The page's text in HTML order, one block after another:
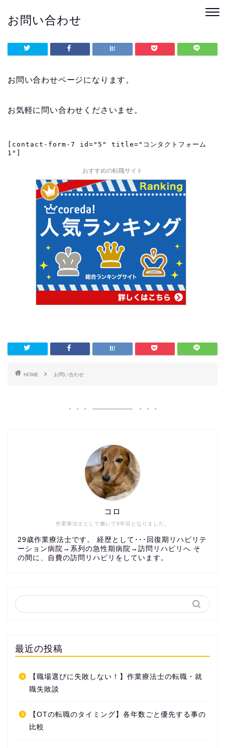
お問い合わせ
お問い合わせページになります。
お気軽に問い合わせくださいませ。
[contact-form-7 id="5" title="コンタクトフォーム
1"]
おすすめの転職サイト
HOME お問い合わせ
作業療法士として働いて8年目となりました。
コロ
29歳作業療法士です。 経歴として･･･回復期リハビリテ
ーション病院→系列の急性期病院→訪問リハビリへ そ
の間に、自費の訪問リハビリをしています。
最近の投稿
【職場選びに失敗しない！】作業療法士の転職・就
職失敗談
【OTの転職のタイミング】各年数ごと優先する事の
比較